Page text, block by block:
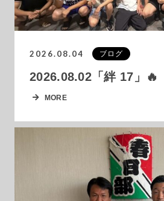
2026.08.04 ブログ
2026.08.02「絆 17」🔥
MORE